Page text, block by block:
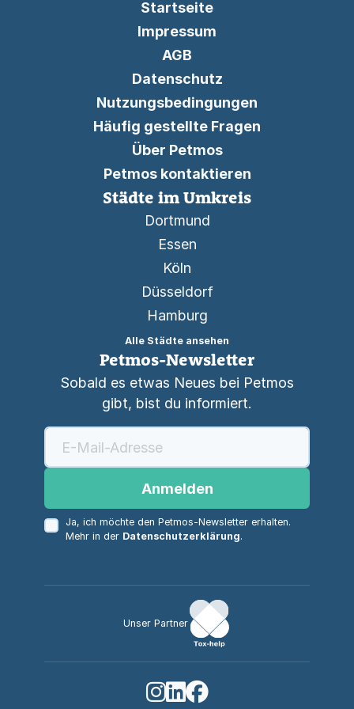
Startseite
Impressum
AGB
Datenschutz
Nutzungsbedingungen
Häufig gestellte Fragen
Über Petmos
Petmos kontaktieren
Städte im Umkreis
Dortmund
Essen
Köln
Düsseldorf
Hamburg
Alle Städte ansehen
Petmos-Newsletter
Sobald es etwas Neues bei Petmos
gibt, bist du informiert.
Anmelden
Ja, ich möchte den Petmos-Newsletter erhalten.
Mehr in der Datenschutzerklärung.
Unser Partner